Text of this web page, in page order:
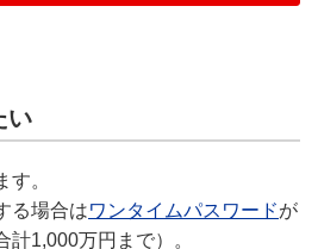
い
。
る場合はワンタイムパスワードが
1,000万円まで）。